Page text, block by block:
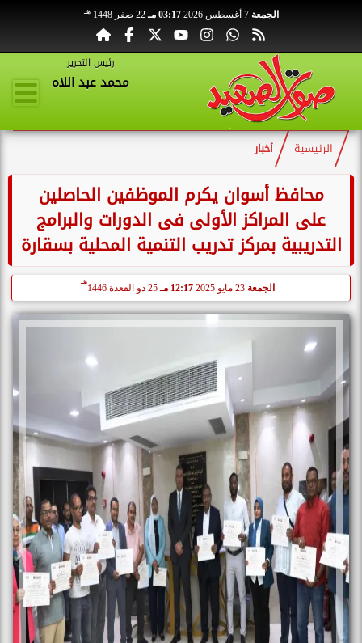
الجمعة 7 أغسطس 2026 03:17 مـ 22 صفر 1448 هـ
رئيس التحرير
محمد عبد اللاه
الرئيسية أخبار
محافظ أسوان يكرم الموظفين الحاصلين
على المراكز الأولى فى الدورات والبرامج
التدريبية بمركز تدريب التنمية المحلية بسقارة
الجمعة 12:17 مـ 25 ذو القعدة 1446
هـ